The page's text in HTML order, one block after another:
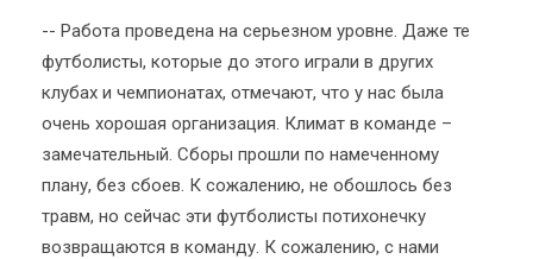
-- Работа проведена на серьезном уровне. Даже те
футболисты, которые до этого играли в других
клубах и чемпионатах, отмечают, что у нас была
очень хорошая организация. Климат в команде –
замечательный. Сборы прошли по намеченному
плану, без сбоев. К сожалению, не обошлось без
травм, но сейчас эти футболисты потихонечку
возвращаются в команду. К сожалению, с нами